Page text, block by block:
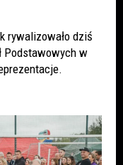
rywalizowało dziś
Podstawowych w